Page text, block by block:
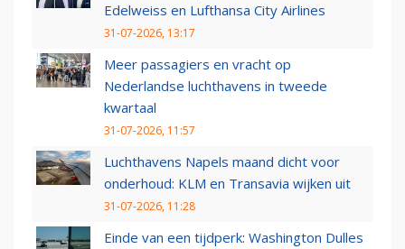
Edelweiss en Lufthansa City Airlines
31-07-2026, 13:17
Meer passagiers en vracht op
Nederlandse luchthavens in tweede
kwartaal
31-07-2026, 11:57
Luchthavens Napels maand dicht voor
onderhoud: KLM en Transavia wijken uit
31-07-2026, 11:28
Einde van een tijdperk: Washington Dulles